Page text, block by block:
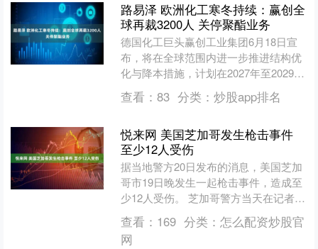
路易泽 欧洲化工寒冬持续：赢创全
球再裁3200人 关停聚酯业务
德国化工巨头赢创工业集团6月18日宣
布，将在全球范围内进一步推进结构优
化与降本措施，计划在2027年至2029年
底期间削减约3200个岗位，其中约2150
个位于....
查看： 83 分类： 炒股app排名
悦来网 美国芝加哥发生枪击事件
至少12人受伤
据当地警方20日发布的消息，美国芝加
哥市19日晚发生一起枪击事件，造成至
少12人受伤。 芝加哥警方当天在记者会
上说，事件发生在19日深夜，有两人从
一辆SUV轿车....
查看： 169 分类： 怎么配资炒股官
网